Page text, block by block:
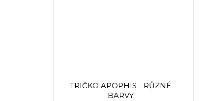
TRIČKO APOPHIS - RŮZNÉ
BARVY